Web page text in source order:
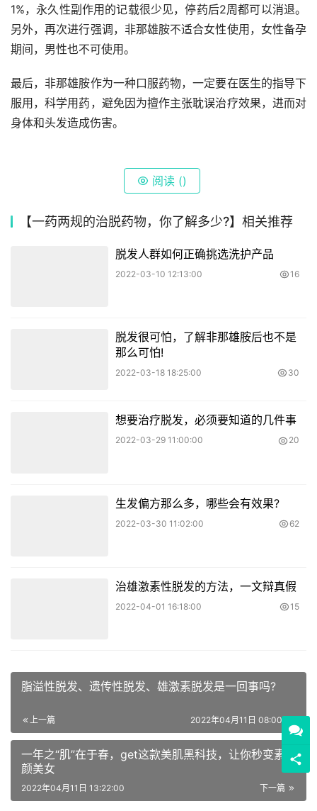
1%，永久性副作用的记载很少见，停药后2周都可以消退。
另外，再次进行强调，非那雄胺不适合女性使用，女性备孕
期间，男性也不可使用。
最后，非那雄胺作为一种口服药物，一定要在医生的指导下
服用，科学用药，避免因为擅作主张耽误治疗效果，进而对
身体和头发造成伤害。
阅读 ()
【一药两规的治脱药物，你了解多少?】相关推荐
脱发人群如何正确挑选洗护产品
2022-03-10 12:13:00 16
脱发很可怕，了解非那雄胺后也不是
那么可怕!
2022-03-18 18:25:00 30
想要治疗脱发，必须要知道的几件事
2022-03-29 11:00:00 20
生发偏方那么多，哪些会有效果?
2022-03-30 11:02:00 62
治雄激素性脱发的方法，一文辩真假
2022-04-01 16:18:00 15
脂溢性脱发、遗传性脱发、雄激素脱发是一回事吗?
上一篇 2022年04月11日 08:00:00
一年之“肌”在于春，get这款美肌黑科技，让你秒变素
颜美女
下一篇
2022年04月11日 13:22:00